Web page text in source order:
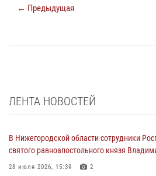
← Предыдущая
ЛЕНТА НОВОСТЕЙ
В Нижегородской области сотрудники
святого равноапостольного князя
28 июля 2026, 15:39 2